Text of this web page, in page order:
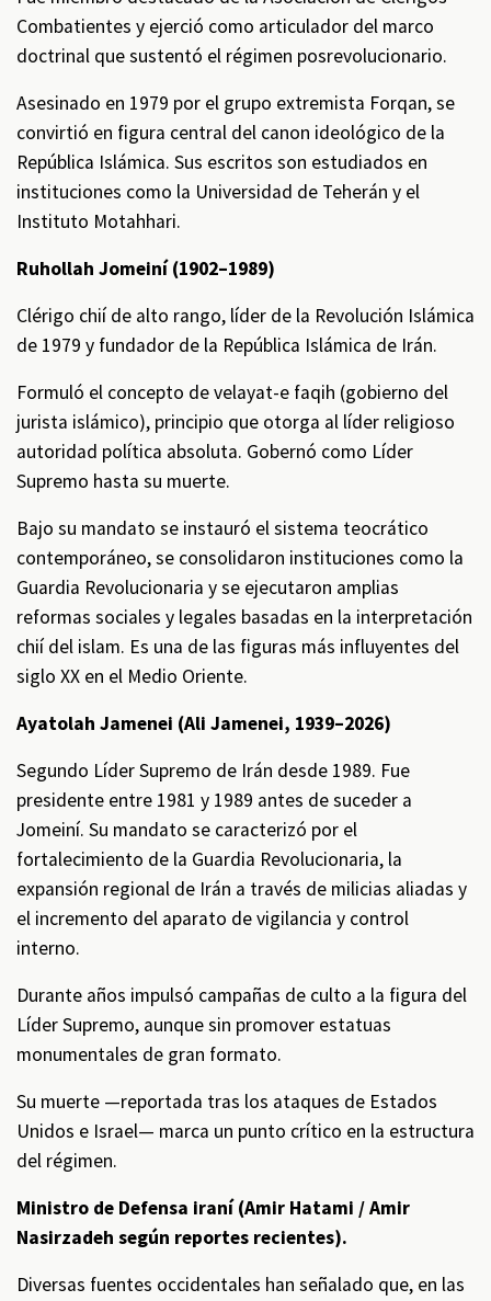
Combatientes y ejerció como articulador del marco
doctrinal que sustentó el régimen posrevolucionario.
Asesinado en 1979 por el grupo extremista Forqan, se
convirtió en figura central del canon ideológico de la
República Islámica. Sus escritos son estudiados en
instituciones como la Universidad de Teherán y el
Instituto Motahhari.
Ruhollah Jomeiní (1902–1989)
Clérigo chií de alto rango, líder de la Revolución Islámica
de 1979 y fundador de la República Islámica de Irán.
Formuló el concepto de velayat-e faqih (gobierno del
jurista islámico), principio que otorga al líder religioso
autoridad política absoluta. Gobernó como Líder
Supremo hasta su muerte.
Bajo su mandato se instauró el sistema teocrático
contemporáneo, se consolidaron instituciones como la
Guardia Revolucionaria y se ejecutaron amplias
reformas sociales y legales basadas en la interpretación
chií del islam. Es una de las figuras más influyentes del
siglo XX en el Medio Oriente.
Ayatolah Jamenei (Ali Jamenei, 1939–2026)
Segundo Líder Supremo de Irán desde 1989. Fue
presidente entre 1981 y 1989 antes de suceder a
Jomeiní. Su mandato se caracterizó por el
fortalecimiento de la Guardia Revolucionaria, la
expansión regional de Irán a través de milicias aliadas y
el incremento del aparato de vigilancia y control
interno.
Durante años impulsó campañas de culto a la figura del
Líder Supremo, aunque sin promover estatuas
monumentales de gran formato.
Su muerte —reportada tras los ataques de Estados
Unidos e Israel— marca un punto crítico en la estructura
del régimen.
Ministro de Defensa iraní (Amir Hatami / Amir
Nasirzadeh según reportes recientes).
Diversas fuentes occidentales han señalado que, en las